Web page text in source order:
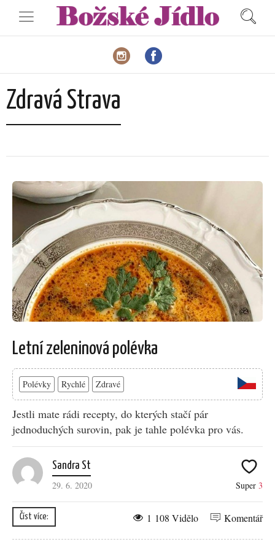
Zdravá Strava
Letní zeleninová polévka
Polévky Rychlé Zdravé
Jestli mate rádi recepty, do kterých stačí pár
jednoduchých surovin, pak je tahle polévka pro vás.
Sandra St
29. 6. 2020
Super 3
Číst více: Komentář
1 108 Vidělo